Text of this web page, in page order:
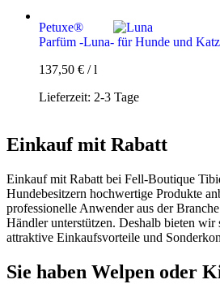
Petuxe®
Parfüm -Luna- für Hunde und
137,50 € /l
Lieferzeit: 2-3 Tage
Einkauf mit Rabatt
Einkauf mit Rabatt bei Fell-Boutique
Hundebesitzern hochwertige Produkte
professionelle Anwender aus der
Händler unterstützen. Deshalb bieten
attraktive Einkaufsvorteile und
Sie haben Welpen oder